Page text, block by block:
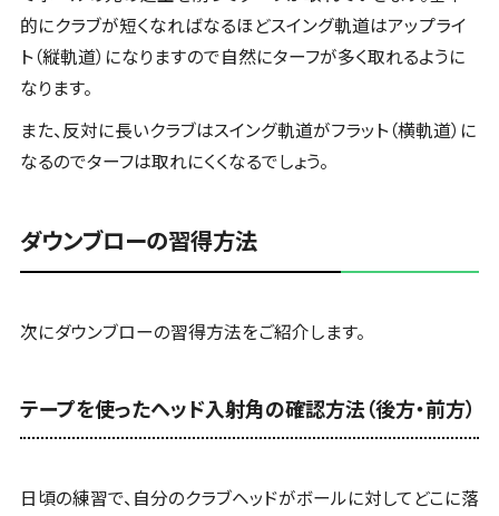
的にクラブが短くなればなるほどスイング軌道はアップライ
ト（縦軌道）になりますので自然にターフが多く取れるように
なります。
また、反対に長いクラブはスイング軌道がフラット（横軌道）に
なるのでターフは取れにくくなるでしょう。
ダウンブローの習得方法
次にダウンブローの習得方法をご紹介します。
テープを使ったヘッド入射角の確認方法（後方・前方）
日頃の練習で、自分のクラブヘッドがボールに対してどこに落